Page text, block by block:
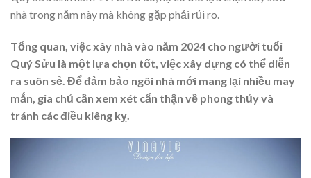
nhà trong năm này mà không gặp phải rủi ro.
Tổng quan, việc xây nhà vào năm 2024 cho người tuổi
Quý Sửu là một lựa chọn tốt, việc xây dựng có thể diễn
ra suôn sẻ. Để đảm bảo ngôi nhà mới mang lại nhiều may
mắn, gia chủ cần xem xét cẩn thận về phong thủy và
tránh các điều kiêng kỵ.